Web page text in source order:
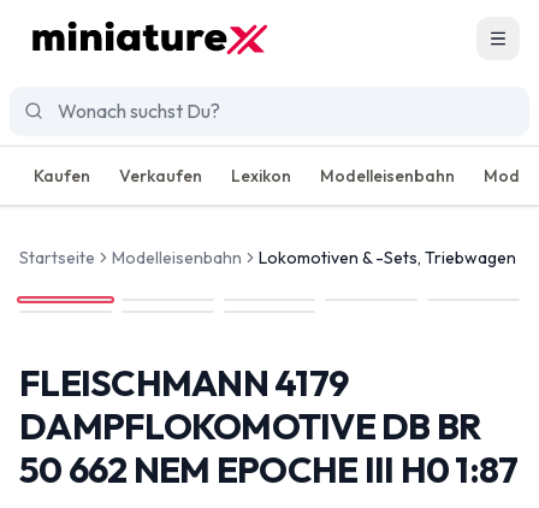
Menü
Kaufen Verkaufen Lexikon Modelleisenbahn
Startseite Modelleisenbahn Lokomotiven & -Sets, Triebwagen
FLEISCHMANN 4179
DAMPFLOKOMOTIVE DB BR
50 662 NEM EPOCHE III H0 1:87